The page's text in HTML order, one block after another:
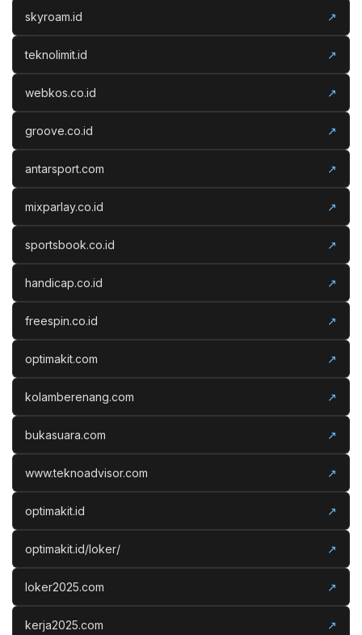
skyroam.id ↗
teknolimit.id ↗
webkos.co.id ↗
groove.co.id ↗
antarsport.com ↗
mixparlay.co.id ↗
sportsbook.co.id ↗
handicap.co.id ↗
freespin.co.id ↗
optimakit.com ↗
kolamberenang.com ↗
bukasuara.com ↗
www.teknoadvisor.com ↗
optimakit.id ↗
optimakit.id/loker/ ↗
loker2025.com ↗
kerja2025.com ↗